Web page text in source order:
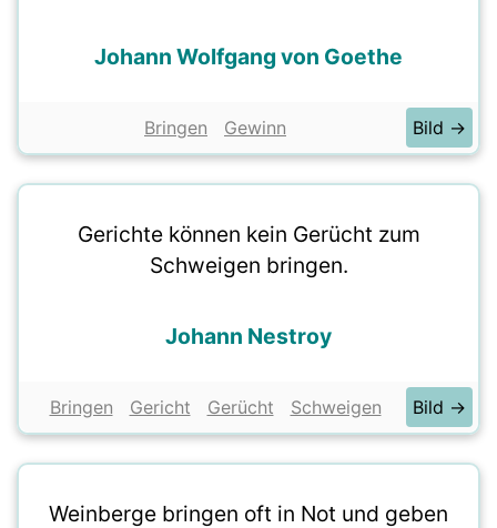
Johann Wolfgang von Goethe
Bringen Gewinn Bild →
Gerichte können kein Gerücht zum
Schweigen bringen.
Johann Nestroy
Bringen Gericht Gerücht Schweigen Bild →
Weinberge bringen oft in Not und geben